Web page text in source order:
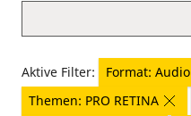
Aktive Filter:
Format: Audio
Themen: PRO RETINA